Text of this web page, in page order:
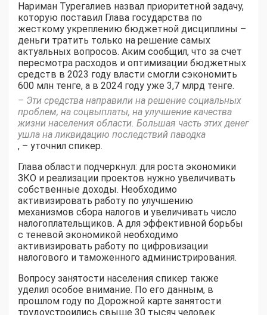
Нариман Турегалиев назвал приоритетной задачу,
которую поставил Глава государства по
жесткому укреплению бюджетной дисциплины –
деньги тратить только на решение самых
актуальных вопросов. Аким сообщил, что за счет
пересмотра расходов и оптимизации бюджетных
средств в 2023 году власти смогли сэкономить
600 млн тенге, а в 2024 году уже 3,7 млрд тенге.
– Эти средства направили на решение социальных
проблем, на соцвыплаты, на улучшение качества
жизни населения области. Большая часть этих денег
ушла на ликвидацию последствий паводка
, – уточнил спикер.
Глава области подчеркнул: для роста экономики
ЗКО и реализации проектов нужно увеличивать
собственные доходы. Необходимо
активизировать работу по улучшению
механизмов сбора налогов и увеличивать число
налогоплательщиков. А для эффективной борьбы
с теневой экономикой необходимо
активизировать работу по цифровизации
налогового и таможенного администрирования.
Вопросу занятости населения спикер также
уделил особое внимание. По его данным, в
прошлом году по Дорожной карте занятости
трудоустроились свыше 30 тысяч человек